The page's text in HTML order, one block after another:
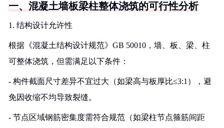
一、混凝土墙板梁柱整体浇筑的可行性分析
1. 结构设计允许性
根据《混凝土结构设计规范》GB 50010，墙、板、梁、柱
可整体浇筑，但需满足以下条件：
- 构件截面尺寸差异不宜过大（如梁高与板厚比≤3:1），避
免因收缩不均导致裂缝。
- 节点区域钢筋密集度需符合规范（如梁柱节点箍筋间距